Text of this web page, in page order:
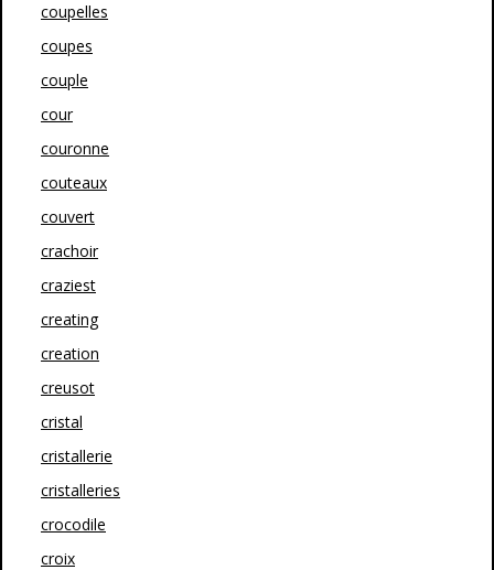
coupelles
coupes
couple
cour
couronne
couteaux
couvert
crachoir
craziest
creating
creation
creusot
cristal
cristallerie
cristalleries
crocodile
croix